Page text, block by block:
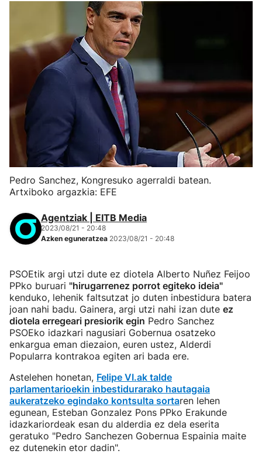
Pedro Sanchez, Kongresuko agerraldi batean.
Artxiboko argazkia: EFE
Agentziak | EITB Media
2023/08/21 - 20:48
Azken eguneratzea 2023/08/21 - 20:48
PSOEtik argi utzi dute ez diotela Alberto Nuñez Feijoo
PPko buruari "hirugarrenez porrot egiteko ideia"
kenduko, lehenik faltsutzat jo duten inbestidura batera
joan nahi badu. Gainera, argi utzi nahi izan dute ez
diotela erregeari presiorik egin Pedro Sanchez
PSOEko idazkari nagusiari Gobernua osatzeko
enkargua eman diezaion, euren ustez, Alderdi
Popularra kontrakoa egiten ari bada ere.
Astelehen honetan, Felipe VI.ak talde
parlamentarioekin inbestidurarako hautagaia
aukeratzeko egindako kontsulta sortaren lehen
egunean, Esteban Gonzalez Pons PPko Erakunde
idazkariordeak esan du alderdia ez dela eserita
geratuko "Pedro Sanchezen Gobernua Espainia maite
ez dutenekin etor dadin".